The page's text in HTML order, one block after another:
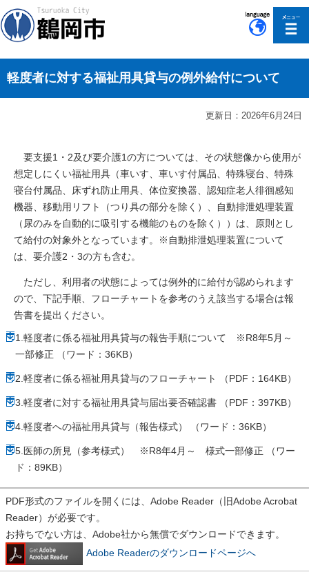
軽度者に対する福祉用具貸与の例外給付について
更新日：2026年6月24日
要支援1・2及び要介護1の方については、その状態像から使用が
想定しにくい福祉用具（車いす、車いす付属品、特殊寝台、特殊
寝台付属品、床ずれ防止用具、体位変換器、認知症老人徘徊感知
機器、移動用リフト（つり具の部分を除く）、自動排泄処理装置
（尿のみを自動的に吸引する機能のものを除く））は、原則とし
て給付の対象外となっています。※自動排泄処理装置について
は、要介護2・3の方も含む。
ただし、利用者の状態によっては例外的に給付が認められます
ので、下記手順、フローチャートを参考のうえ該当する場合は報
告書を提出ください。
1.軽度者に係る福祉用具貸与の報告手順について ※R8年5月～
一部修正 （ワード：36KB）
2.軽度者に係る福祉用具貸与のフローチャート （PDF：164KB）
3.軽度者に対する福祉用具貸与届出要否確認書 （PDF：397KB）
4.軽度者への福祉用具貸与（報告様式） （ワード：36KB）
5.医師の所見（参考様式） ※R8年4月～ 様式一部修正 （ワー
ド：89KB）
PDF形式のファイルを開くには、Adobe Reader（旧Adobe Acrobat
Reader）が必要です。
お持ちでない方は、Adobe社から無償でダウンロードできます。
Adobe Readerのダウンロードページへ